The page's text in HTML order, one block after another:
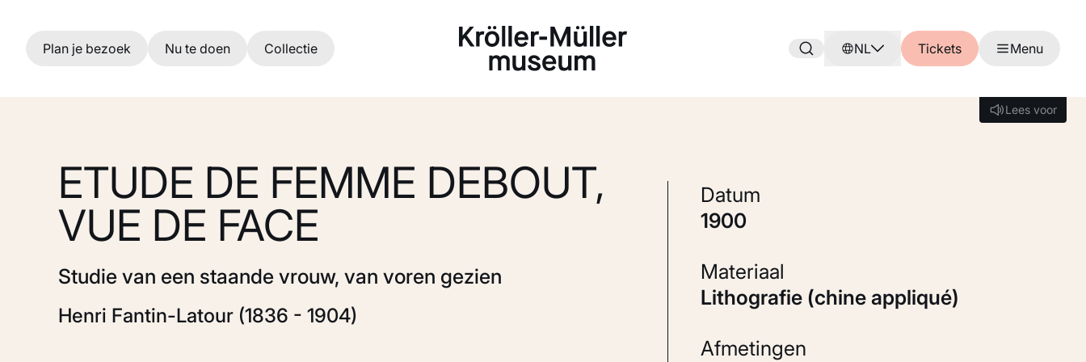
Ga naar hoofdinhoud
Plan je bezoek Nu te doen Collectie NL Tickets Menu
Lees voor
Lees voor
ETUDE DE FEMME DEBOUT,
VUE DE FACE
Studie van een staande vrouw, van voren gezien
Henri Fantin-Latour (1836 - 1904)
Datum
1900
Materiaal
Lithografie (chine appliqué)
Afmetingen